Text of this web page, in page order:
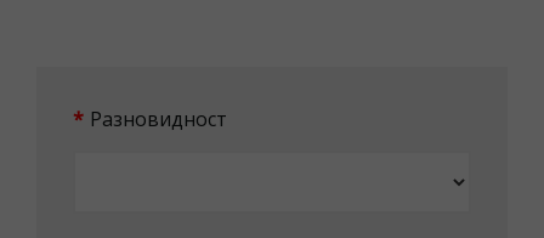
Разновидност